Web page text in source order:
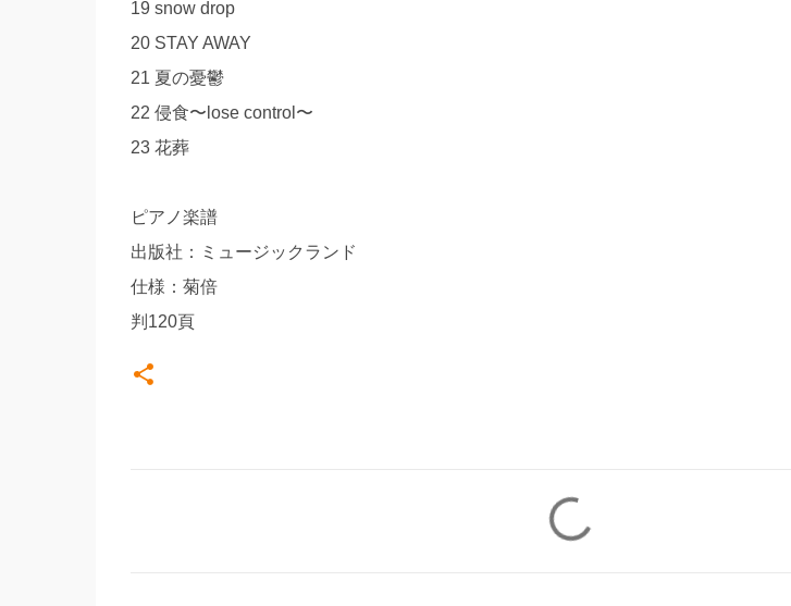
19 snow drop
20 STAY AWAY
21 夏の憂鬱
22 侵食〜lose control〜
23 花葬
ピアノ楽譜
出版社：ミュージックランド
仕様：菊倍
判120頁